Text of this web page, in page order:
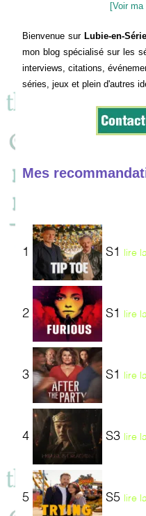
[Voir
Bienvenue sur Lubie-en-Série
mon blog spécialisé sur les
interviews, citations,
séries, jeux et plein d'autres
Mes
1 S1 lire
2 S1 lire
3 S1 lire
4 S3 lire
5 S5 lire